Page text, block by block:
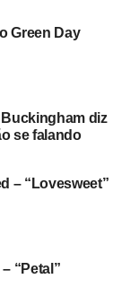
Green Day
diz
se falando
– “Lovesweet”
“Petal”